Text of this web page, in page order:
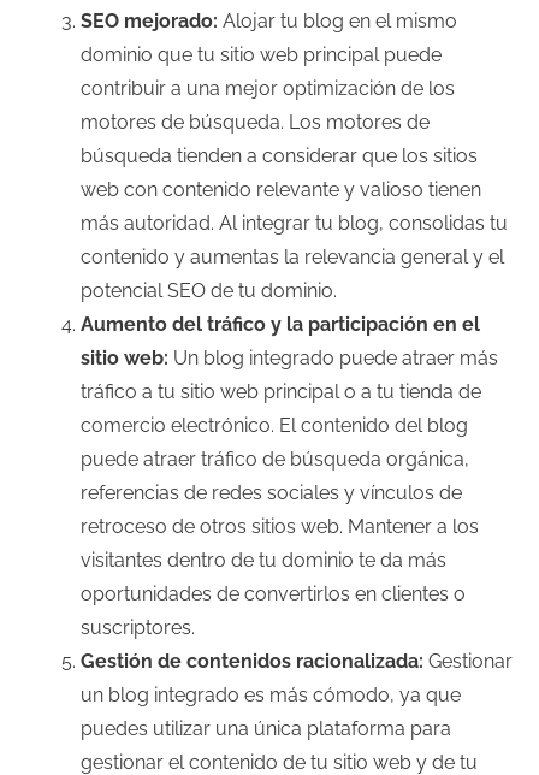
SEO mejorado: Alojar tu blog en el mismo
dominio que tu sitio web principal puede
contribuir a una mejor optimización de los
motores de búsqueda. Los motores de
búsqueda tienden a considerar que los sitios
web con contenido relevante y valioso tienen
más autoridad. Al integrar tu blog, consolidas tu
contenido y aumentas la relevancia general y el
potencial SEO de tu dominio.
Aumento del tráfico y la participación en el
sitio web: Un blog integrado puede atraer más
tráfico a tu sitio web principal o a tu tienda de
comercio electrónico. El contenido del blog
puede atraer tráfico de búsqueda orgánica,
referencias de redes sociales y vínculos de
retroceso de otros sitios web. Mantener a los
visitantes dentro de tu dominio te da más
oportunidades de convertirlos en clientes o
suscriptores.
Gestión de contenidos racionalizada: Gestionar
un blog integrado es más cómodo, ya que
puedes utilizar una única plataforma para
gestionar el contenido de tu sitio web y de tu